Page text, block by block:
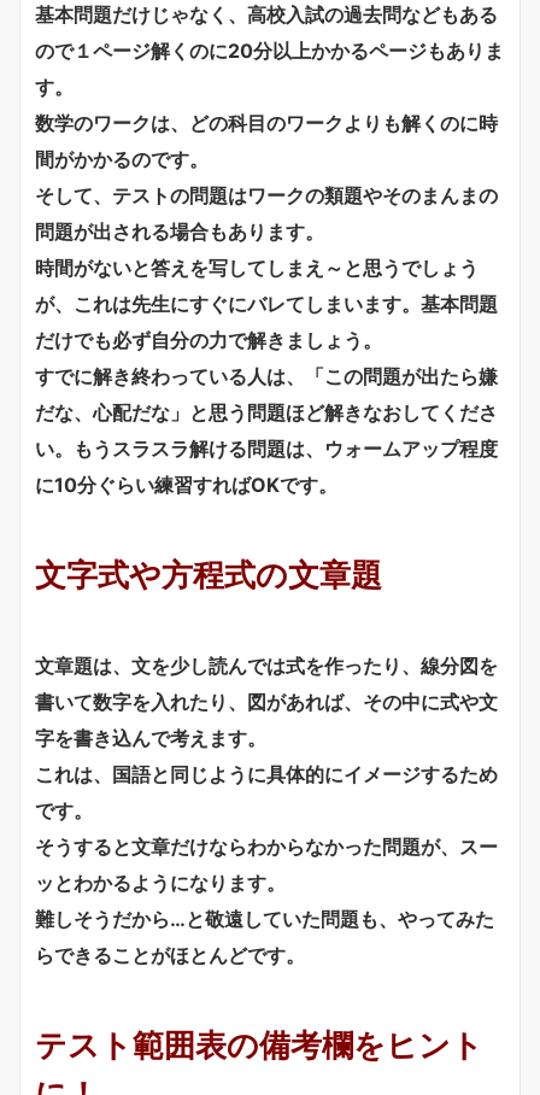
基本問題だけじゃなく、高校入試の過去問などもある
ので１ページ解くのに20分以上かかるページもありま
す。
数学のワークは、どの科目のワークよりも解くのに時
間がかかるのです。
そして、テストの問題はワークの類題やそのまんまの
問題が出される場合もあります。
時間がないと答えを写してしまえ～と思うでしょう
が、これは先生にすぐにバレてしまいます。基本問題
だけでも必ず自分の力で解きましょう。
すでに解き終わっている人は、「この問題が出たら嫌
だな、心配だな」と思う問題ほど解きなおしてくださ
い。もうスラスラ解ける問題は、ウォームアップ程度
に10分ぐらい練習すればOKです。
文字式や方程式の文章題
文章題は、文を少し読んでは式を作ったり、線分図を
書いて数字を入れたり、図があれば、その中に式や文
字を書き込んで考えます。
これは、国語と同じように具体的にイメージするため
です。
そうすると文章だけならわからなかった問題が、スー
ッとわかるようになります。
難しそうだから…と敬遠していた問題も、やってみた
らできることがほとんどです。
テスト範囲表の備考欄をヒント